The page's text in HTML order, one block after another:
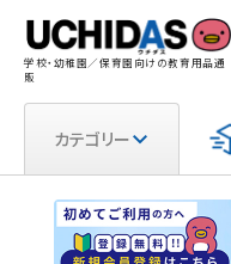
学校・幼稚園／保育園向けの教育用品通
販
カテゴリー